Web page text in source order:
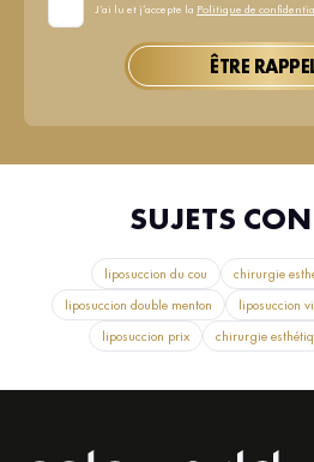
J’ai lu et j’accepte la Politique de
ÊTRE
SUJETS
liposuccion du cou chirurgie
liposuccion double menton
liposuccion
liposuccion prix
chirurgie